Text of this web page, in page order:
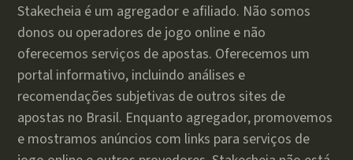
Stakecheia é um agregador e afiliado. Não somos
donos ou operadores de jogo online e não
oferecemos serviços de apostas. Oferecemos um
portal informativo, incluindo análises e
recomendações subjetivas de outros sites de
apostas no Brasil. Enquanto agregador, promovemos
e mostramos anúncios com links para serviços de